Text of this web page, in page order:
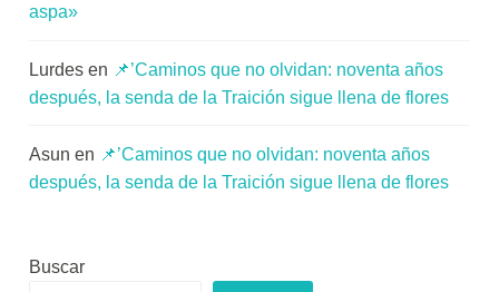
aspa»
Lurdes en 📌’Caminos que no olvidan: noventa años
después, la senda de la Traición sigue llena de flores
Asun en 📌’Caminos que no olvidan: noventa años
después, la senda de la Traición sigue llena de flores
Buscar